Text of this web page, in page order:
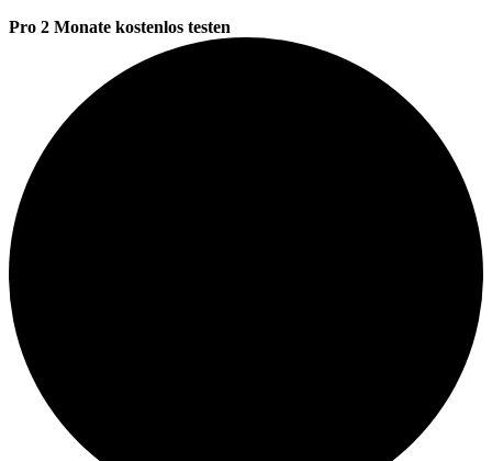
Pro 2 Monate kostenlos testen